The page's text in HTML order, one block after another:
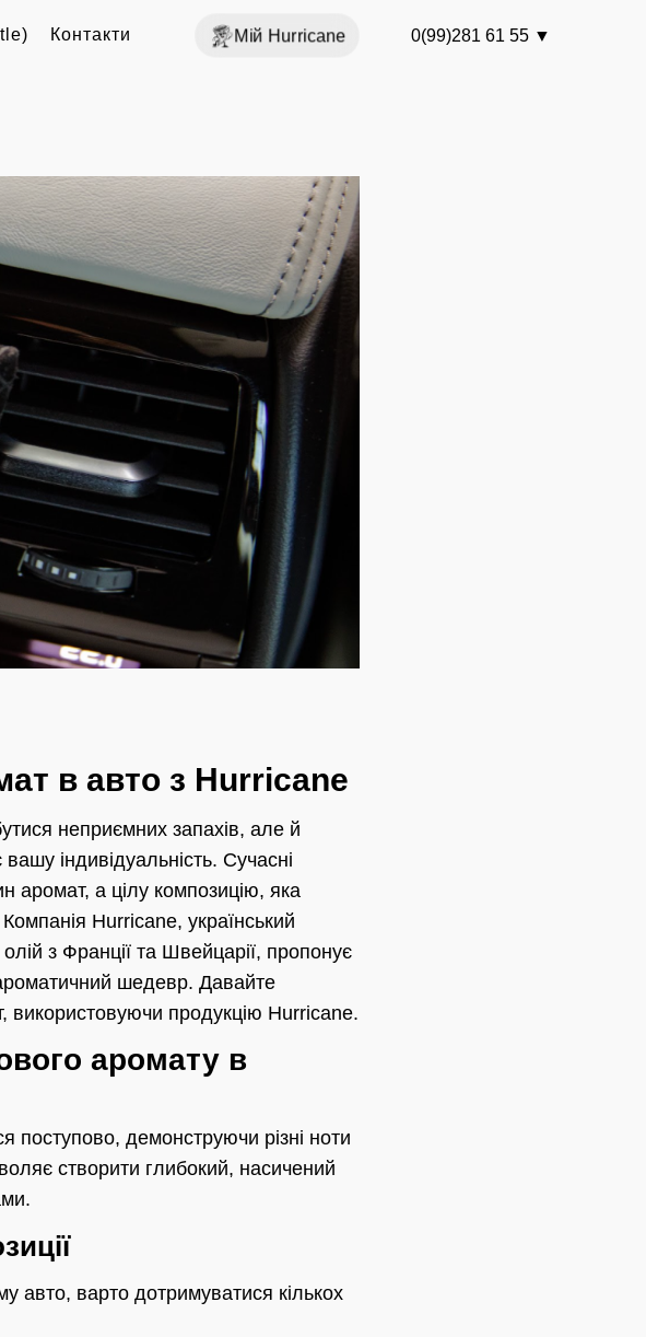
Контакти Мій Hurricane 0(99)281 61 55 ▼
в авто з Hurricane
неприємних запахів, але й
індивідуальність. Сучасні
аромат, а цілу композицію, яка
Hurricane, український
з Франції та Швейцарії, пропонує
шедевр. Давайте
використовуючи продукцію Hurricane.
аромату в
поступово, демонструючи різні ноти
створити глибокий, насичений
авто, варто дотримуватися кількох